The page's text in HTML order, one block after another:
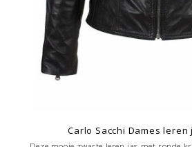
Carlo Sacchi Dames leren